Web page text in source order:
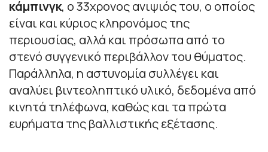
κάμπινγκ, ο 33χρονος ανιψιός του, ο οποίος
είναι και κύριος κληρονόμος της
περιουσίας, αλλά και πρόσωπα από το
στενό συγγενικό περιβάλλον του θύματος.
Παράλληλα, η αστυνομία συλλέγει και
αναλύει βιντεοληπτικό υλικό, δεδομένα από
κινητά τηλέφωνα, καθώς και τα πρώτα
ευρήματα της βαλλιστικής εξέτασης.